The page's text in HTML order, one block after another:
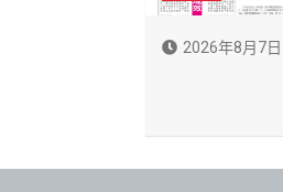
2026年8月7日